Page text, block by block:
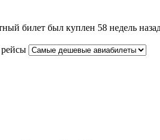
билет был куплен 58 недель